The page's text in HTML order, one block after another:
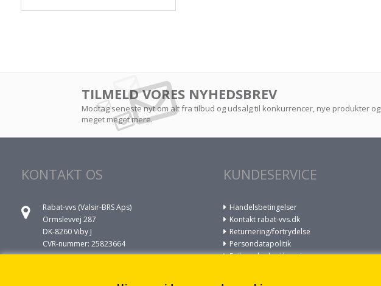
TILMELD VORES NYHEDSBREV
Modtag seneste nyt om alt fra tilbud og udsalg til konkurrencer, nye produkter og
meget meget mere.
KONTAKT OS
Rabat-vvs (Valsir-BRS Aps)
Ormslevvej 287
DK-8260 Viby J
CVR-nummer: 25823664
+45 86930022
KUNDESERVICE
Handelsbetingelser
Kontakt rabat-vvs.dk
Returnering/fortrydelse
Persondatapolitik
Fejl og skader i levering